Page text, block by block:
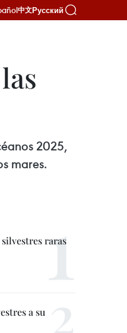
中文Русский
2025,
mares.
raras
a su